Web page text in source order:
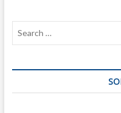
Her
Gün
Fazla